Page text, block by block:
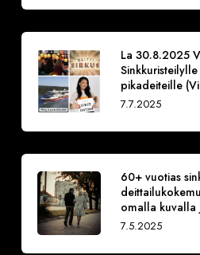
La 30.8.2025
pikadeiteille
7.7.2025
60+ vuotias
omalla kuvalla
7.5.2025